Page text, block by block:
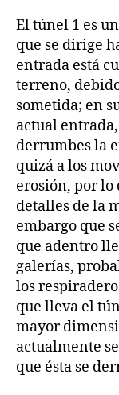
El túnel 1 es
que se dirige
entrada está
terreno,
sometida; en
actual
derrumbes la
quizá a los
erosión, por lo
detalles de la
embargo que
que adentro
galerías,
los
que lleva el
mayor
actualmente
que ésta se